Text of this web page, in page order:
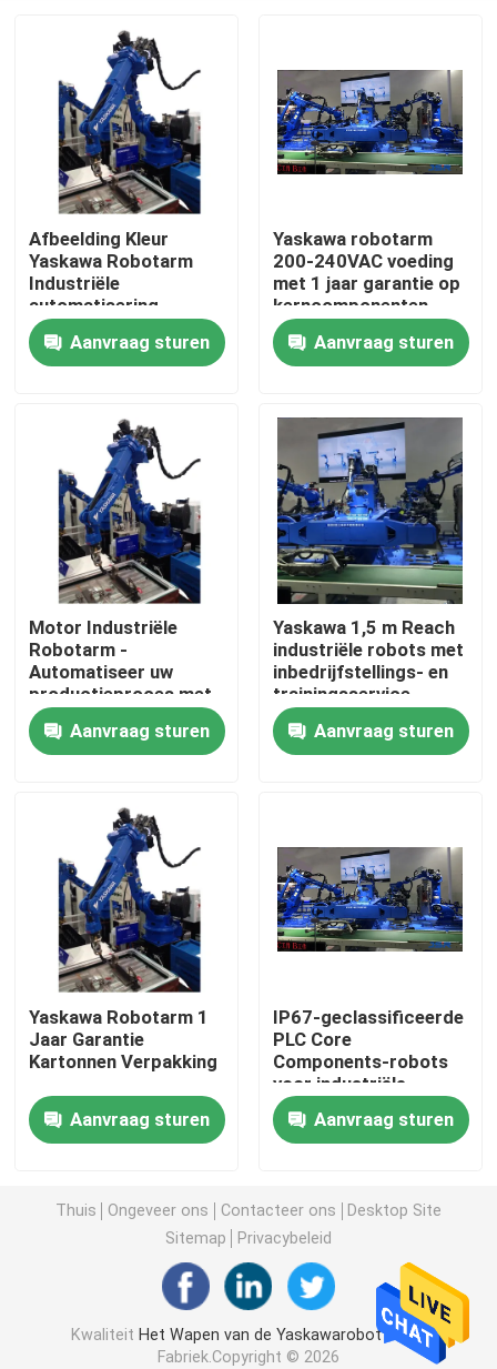
Huis
Producten
Video's
Ongeveer ons
Fabrieksreis
Kwaliteitscontrole
Contacteer ons
Nieuws
Verzoek om een Citaat
Het Wapen van de Yaskawarobot
3D Robotvisie
Robotachtige Werkstations
Robottoebehoren
Robot Beschermende Dekking
Robotinstelmechanisme
Afbeelding Kleur
Yaskawa Robotarm
Industriële
automatisering
Robotarm voor
industriële productie
Aanvraag sturen
Yaskawa robotarm
200-240VAC voeding
met 1 jaar garantie op
kerncomponenten
Aanvraag sturen
Motor Industriële
Robotarm -
Automatiseer uw
productieproces met
kerncomponenten
Aanvraag sturen
Yaskawa 1,5 m Reach
industriële robots met
inbedrijfstellings- en
trainingsservice
Aanvraag sturen
Yaskawa Robotarm 1
Jaar Garantie
Kartonnen Verpakking
Aanvraag sturen
IP67-geclassificeerde
PLC Core
Components-robots
voor industriële
automatisering
Aanvraag sturen
Thuis Ongeveer ons Contacteer ons
Desktop Site
Sitemap
Privacybeleid
Kwaliteit Het Wapen van de YaskawarobotChina
Fabriek.Copyright © 2026